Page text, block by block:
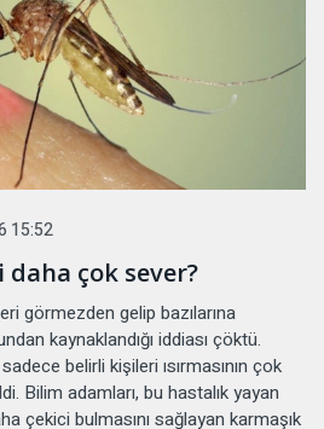
15:52
çok sever?
görmezden gelip bazılarına
kaynaklandığı iddiası çöktü.
belirli kişileri ısırmasının çok
Bilim adamları, bu hastalık yayan
çekici bulmasını sağlayan karmaşık